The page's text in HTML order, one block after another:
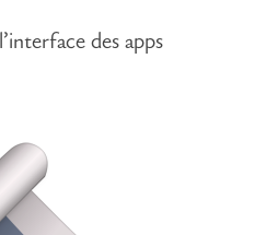
des apps